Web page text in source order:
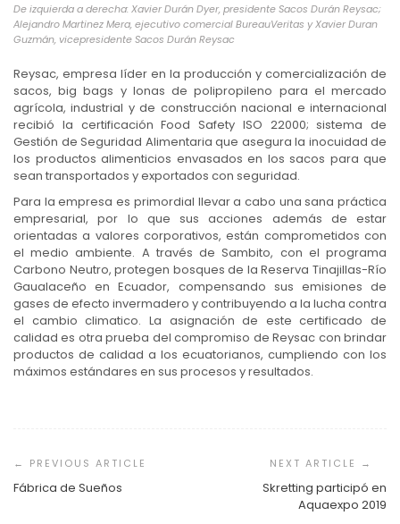
De izquierda a derecha: Xavier Durán Dyer, presidente Sacos Durán Reysac;
Alejandro Martinez Mera, ejecutivo comercial BureauVeritas y Xavier Duran
Guzmán, vicepresidente Sacos Durán Reysac
Reysac, empresa líder en la producción y comercialización de
sacos, big bags y lonas de polipropileno para el mercado
agrícola, industrial y de construcción nacional e internacional
recibió la certificación Food Safety ISO 22000; sistema de
Gestión de Seguridad Alimentaria que asegura la inocuidad de
los productos alimenticios envasados en los sacos para que
sean transportados y exportados con seguridad.
Para la empresa es primordial llevar a cabo una sana práctica
empresarial, por lo que sus acciones además de estar
orientadas a valores corporativos, están comprometidos con
el medio ambiente. A través de Sambito, con el programa
Carbono Neutro, protegen bosques de la Reserva Tinajillas-Río
Gaualaceño en Ecuador, compensando sus emisiones de
gases de efecto invermadero y contribuyendo a la lucha contra
el cambio climatico. La asignación de este certificado de
calidad es otra prueba del compromiso de Reysac con brindar
productos de calidad a los ecuatorianos, cumpliendo con los
máximos estándares en sus procesos y resultados.
de
entradas
Fábrica de Sueños
Skretting participó en
Aquaexpo 2019